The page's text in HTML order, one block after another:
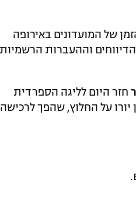
של המועדונים באירופה
חזר היום לליגה הספרדית
עד 2025. הצוללת הצהובה שילמה 25 מיליון יורו על החלוץ, שהפך לרכישה